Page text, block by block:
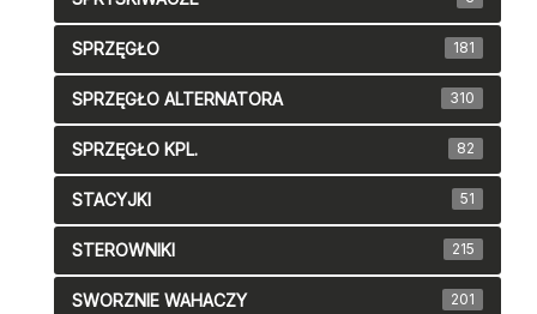
SPRZĘGŁO 181
SPRZĘGŁO ALTERNATORA 310
SPRZĘGŁO KPL. 82
STACYJKI 51
STEROWNIKI 215
SWORZNIE WAHACZY 201